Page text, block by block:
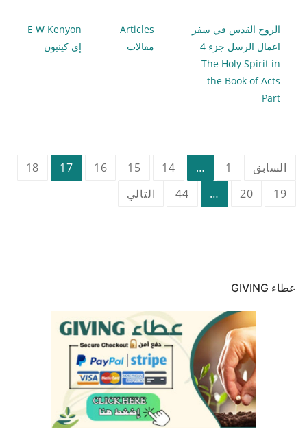
الروح القدس في سفر
اعمال الرسل جزء 4
The Holy Spirit in
the Book of Acts
Part
Articles
مقالات
E W Kenyon
إي كينيون
تعدد
صفحات
السابق 1
…
14
15
16
17
18
19
20
…
44 التالي
عطاء GIVING